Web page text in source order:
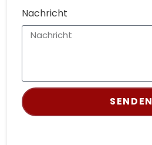
Nachricht
SENDEN